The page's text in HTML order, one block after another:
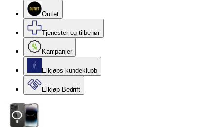
Outlet
Tjenester og tilbehør
Kampanjer
Elkjøps kundeklubb
Elkjøp Bedrift